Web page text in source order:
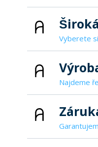
Vyberete
Najdeme